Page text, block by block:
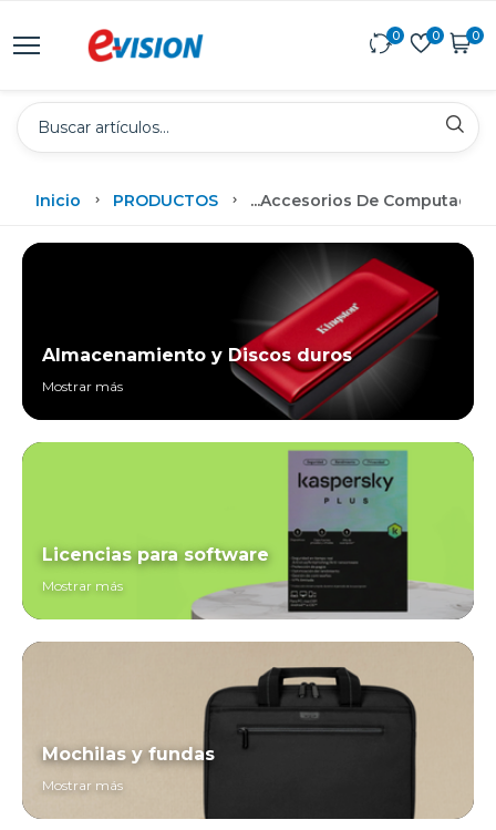
0 0 0
Inicio PRODUCTOS ...Accesorios De
Almacenamiento y Discos duros
Mostrar más
Licencias para software
Mostrar más
Mochilas y fundas
Mostrar más